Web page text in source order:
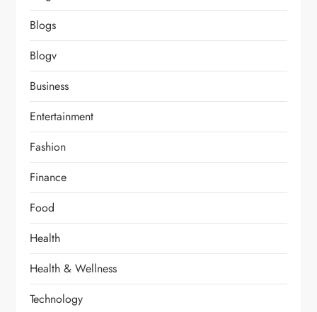
Blogs
Blogv
Business
Entertainment
Fashion
Finance
Food
Health
Health & Wellness
Technology